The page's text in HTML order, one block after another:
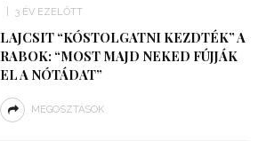
3 ÉV EZELŐTT
LAJCSIT “KÓSTOLGATNI KEZDTÉK” A
RABOK: “MOST MAJD NEKED FÚJJÁK
EL A NÓTÁDAT”
MEGOSZTÁSOK